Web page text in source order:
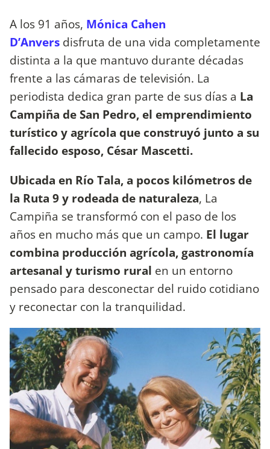
A los 91 años, Mónica Cahen
D’Anvers disfruta de una vida completamente
distinta a la que mantuvo durante décadas
frente a las cámaras de televisión. La
periodista dedica gran parte de sus días a La
Campiña de San Pedro, el emprendimiento
turístico y agrícola que construyó junto a su
fallecido esposo, César Mascetti.
Ubicada en Río Tala, a pocos kilómetros de
la Ruta 9 y rodeada de naturaleza, La
Campiña se transformó con el paso de los
años en mucho más que un campo. El lugar
combina producción agrícola, gastronomía
artesanal y turismo rural en un entorno
pensado para desconectar del ruido cotidiano
y reconectar con la tranquilidad.